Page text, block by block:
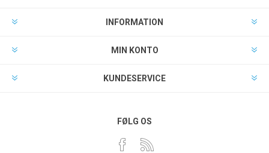
INFORMATION
MIN KONTO
KUNDESERVICE
FØLG OS